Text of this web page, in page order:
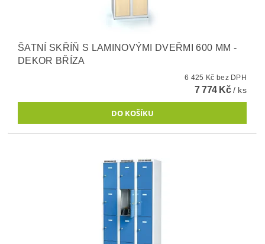
ŠATNÍ SKŘÍŇ S LAMINOVÝMI DVEŘMI 600 MM -
DEKOR BŘÍZA
6 425 Kč bez DPH
7 774 Kč/ ks